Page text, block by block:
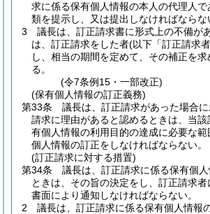
求に係る保有個人情報の本人の代理人で
類を提示し、又は提出しなければならな
3
議長は、訂正請求書に形式上の不備が
は、訂正請求をした者(以下「訂正請求
し、相当の期間を定めて、その補正を求
る。
(令7条例15・一部改正)
(保有個人情報の訂正義務)
第33条
議長は、訂正請求があった場合
請求に理由があると認めるときは、当
有個人情報の利用目的の達成に必要な
個人情報の訂正をしなければならない。
(訂正請求に対する措置)
第34条
議長は、訂正請求に係る保有個
ときは、その旨の決定をし、訂正請求
書面により通知しなければならない。
2
議長は、訂正請求に係る保有個人情報